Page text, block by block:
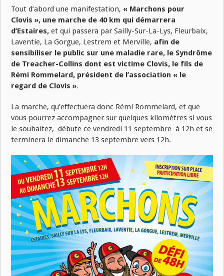
Tout d’abord une manifestation, « Marchons pour
Clovis », une marche de 40 km qui démarrera
d’Estaires, et qui passera par Sailly-Sur-La-Lys, Fleurbaix,
Laventie, La Gorgue, Lestrem et Merville, afin de
sensibiliser le public sur une maladie rare, le Syndrôme
de Treacher-Collins dont est victime Clovis, le fils de
Rémi Rommelard, président de l’association « le
regard de Clovis ».
La marche, qu’effectuera donc Rémi Rommelard, et que
vous pourrez accompagner sur quelques kilomètres si vous
le souhaitez, débute ce vendredi 11 septembre à 12h et se
terminera le dimanche 13 septembre vers 12h.